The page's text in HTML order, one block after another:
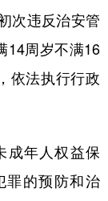
次违反治安管
14周岁不满16
依法执行行政
年人权益保
罪的预防和治